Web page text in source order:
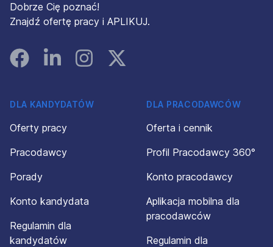
Dobrze Cię poznać!
Znajdź ofertę pracy i APLIKUJ.
FacebookLinked InInstagramInstagram
DLA KANDYDATÓW
Oferty pracy
Pracodawcy
Porady
Konto kandydata
Regulamin dla
kandydatów
DLA PRACODAWCÓW
Oferta i cennik
Profil Pracodawcy 360°
Konto pracodawcy
Aplikacja mobilna dla
pracodawców
Regulamin dla